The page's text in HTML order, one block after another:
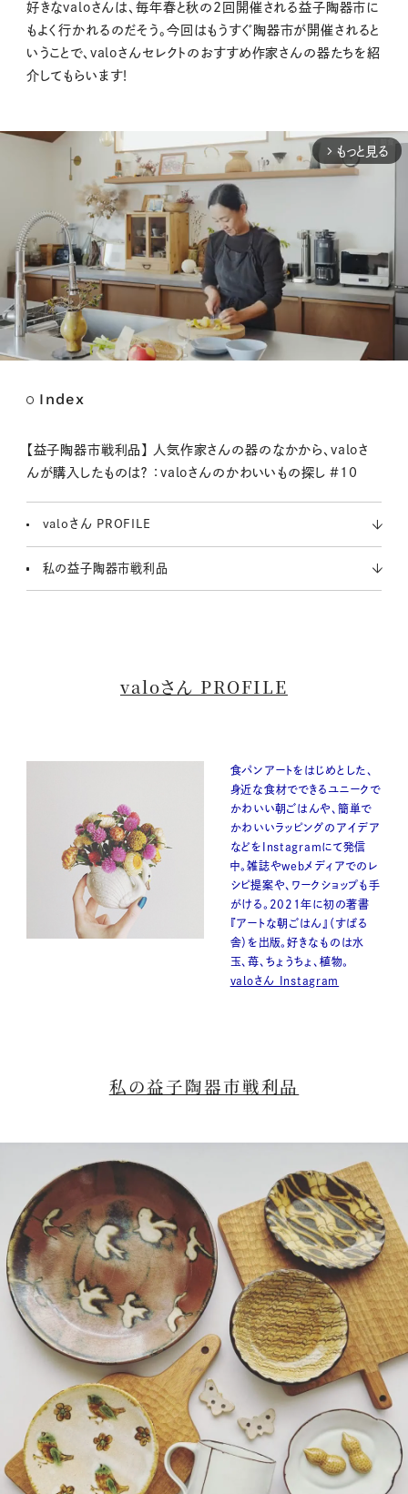
好きなvaloさんは、毎年春と秋の2回開催される益子陶器市に
もよく行かれるのだそう。今回はもうすぐ陶器市が開催されると
いうことで、valoさんセレクトのおすすめ作家さんの器たちを紹
介してもらいます！
arrow_forward_ios もっと見る
t
e
Index
【益子陶器市戦利品】 人気作家さんの器のなかから、valoさ
んが購入したものは？ ：valoさんのかわいいもの探し #10
valoさん PROFILE
私の益子陶器市戦利品
valoさん PROFILE
食パンアートをはじめとした、
身近な食材でできるユニークで
かわいい朝ごはんや、簡単で
かわいいラッピングのアイデア
などをInstagramにて発信
中。雑誌やwebメディアでのレ
シピ提案や、ワークショップも手
がける。2021年に初の著書
『アートな朝ごはん』（すばる
舎）を出版。好きなものは水
玉、苺、ちょうちょ、植物。
valoさん Instagram
私の益子陶器市戦利品